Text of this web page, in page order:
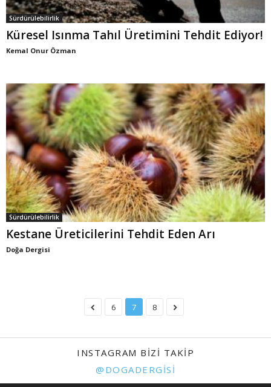
Sürdürülebilirlik
Küresel Isınma Tahıl Üretimini Tehdit Ediyor!
Kemal Onur Özman
Sürdürülebilirlik
Kestane Üreticilerini Tehdit Eden Arı
Doğa Dergisi
6 7 8
INSTAGRAM BIZI TAKIP
@DOGADERGISI